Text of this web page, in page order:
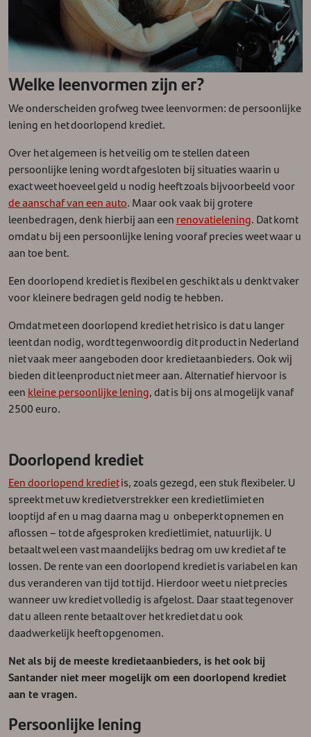
Welke leenvormen zijn er?
We onderscheiden grofweg twee leenvormen: de persoonlijke
lening en het doorlopend krediet.
Over het algemeen is het veilig om te stellen dat een
persoonlijke lening wordt afgesloten bij situaties waarin u
exact weet hoeveel geld u nodig heeft zoals bijvoorbeeld voor
de aanschaf van een auto. Maar ook vaak bij grotere
leenbedragen, denk hierbij aan een renovatielening. Dat komt
omdat u bij een persoonlijke lening vooraf precies weet waar u
aan toe bent.
Een doorlopend krediet is flexibel en geschikt als u denkt vaker
voor kleinere bedragen geld nodig te hebben.
Omdat met een doorlopend krediet het risico is dat u langer
leent dan nodig, wordt tegenwoordig dit product in Nederland
niet vaak meer aangeboden door kredietaanbieders. Ook wij
bieden dit leenproduct niet meer aan. Alternatief hiervoor is
een kleine persoonlijke lening, dat is bij ons al mogelijk vanaf
2500 euro.
Doorlopend krediet
Een doorlopend kredietis, zoals gezegd, een stuk flexibeler. U
spreekt met uw kredietverstrekker een kredietlimiet en
looptijd af en u mag daarna mag u onbeperkt opnemen en
aflossen – tot de afgesproken kredietlimiet, natuurlijk. U
betaalt wel een vast maandelijks bedrag om uw krediet af te
lossen. De rente van een doorlopend krediet is variabel en kan
dus veranderen van tijd tot tijd. Hierdoor weet u niet precies
wanneer uw krediet volledig is afgelost. Daar staat tegenover
dat u alleen rente betaalt over het krediet dat u ook
daadwerkelijk heeft opgenomen.
Net als bij de meeste kredietaanbieders, is het ook bij
Santander niet meer mogelijk om een doorlopend krediet
aan te vragen.
Persoonlijke lening